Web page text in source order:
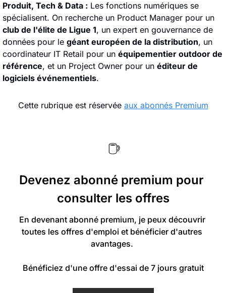
Produit, Tech & Data : Les fonctions numériques se
club de l'élite de Ligue 1, un expert en gouvernance de
données pour le géant européen de la distribution, un
coordinateur IT Retail pour un équipementier outdoor de
référence, et un Project Owner pour un éditeur de
logiciels événementiels.
Cette rubrique est réservée aux abonnés Premium
Devenez abonné premium pour
consulter les offres
En devenant abonné premium, je peux découvrir
toutes les offres d'emploi et bénéficier d'autres
avantages.
Bénéficiez d'une offre d'essai de 7 jours gratuit